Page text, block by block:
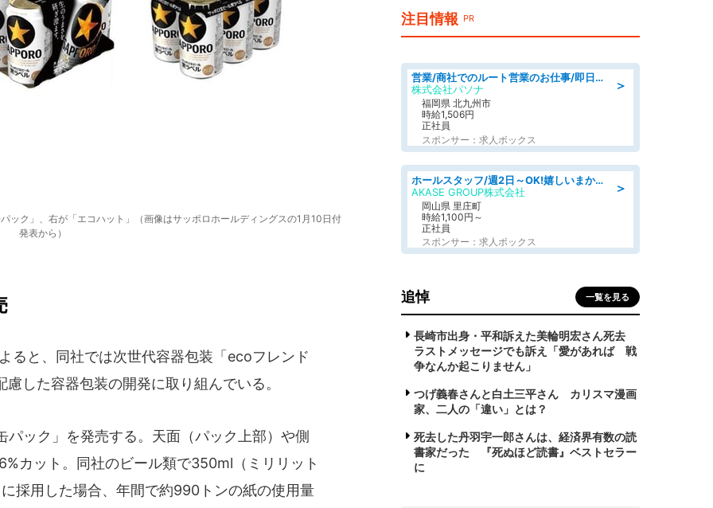
ック」、右が「エコハット」（画像はサッポロホールディングスの1月10日付
発表から）
と、同社では次世代容器包装「ecoフレンド
した容器包装の開発に取り組んでいる。
ック」を発売する。天面（パック上部）や側
カット。同社のビール類で350ml（ミリリット
採用した場合、年間で約990トンの紙の使用量
注目情報 PR
＞
営業/商社でのルート営業のお仕事/即日勤務可/車通勤可/営業
株式会社パソナ
福岡県 北九州市
時給1,506円
正社員
スポンサー：求人ボックス
＞
ホールスタッフ/週2日～OK!嬉しいまかない付き/岡山県/浅口郡里庄町
AKASE GROUP株式会社
岡山県 里庄町
時給1,100円～
正社員
スポンサー：求人ボックス
追悼 一覧を見る
長崎市出身・平和訴えた美輪明宏さん死去
ラストメッセージでも訴え「愛があれば 戦
争なんか起こりません」
つげ義春さんと白土三平さん カリスマ漫画
家、二人の「違い」とは？
死去した丹羽宇一郎さんは、経済界有数の読
書家だった 『死ぬほど読書』ベストセラー
に